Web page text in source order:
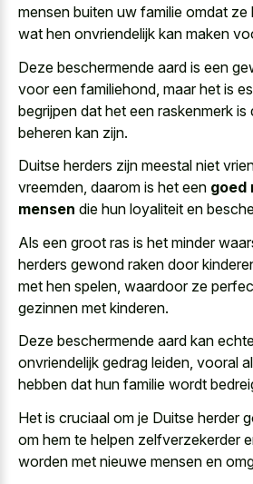
mensen buiten uw familie omdat ze
wat hen onvriendelijk kan maken
Deze beschermende aard is een
voor een familiehond, maar het is
begrijpen dat het een raskenmerk is
beheren kan zijn.
Duitse herders zijn meestal niet
vreemden, daarom is het een goed
mensen die hun loyaliteit en
Als een groot ras is het minder
herders gewond raken door
met hen spelen, waardoor ze
gezinnen met kinderen.
Deze beschermende aard kan
onvriendelijk gedrag leiden, vooral
hebben dat hun familie wordt
Het is cruciaal om je Duitse herder
om hem te helpen zelfverzekerder
worden met nieuwe mensen en